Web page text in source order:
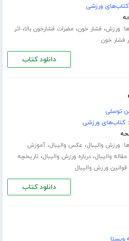
کتاب‌های ورزشی
ورزش، فشار خون، مضرات فشارخون بالا، اثر
فشار خون
دانلود کتاب
توسلی
کتاب‌های ورزشی
ورزش والیبال، عکس والیبال،آموزش
مقاله والیبال،درباره ورزش والیبال، تاریخچه
قوانین ورزش والیبال
دانلود کتاب
ویستا